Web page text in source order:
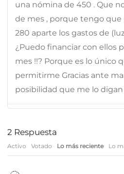
una nómina de 450 . Que
de mes , porque tengo que
280 aparte los gastos de
¿Puedo financiar con ellos
mes !!? Porque es lo único
permitirme Gracias ante
posibilidad que me lo
2 Respuesta
Activo Votado Lo más reciente Lo